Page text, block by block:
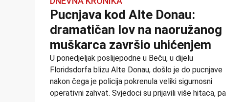
Pucnjava kod Alte Donau:
dramatičan lov na naoružanog
muškarca završio uhićenjem
U ponedjeljak poslijepodne u Beču, u dijelu
Floridsdorfa blizu Alte Donau, došlo je do pucnjave
nakon čega je policija pokrenula veliki sigurnosni
operativni zahvat. Svjedoci su prijavili više hitaca, pa